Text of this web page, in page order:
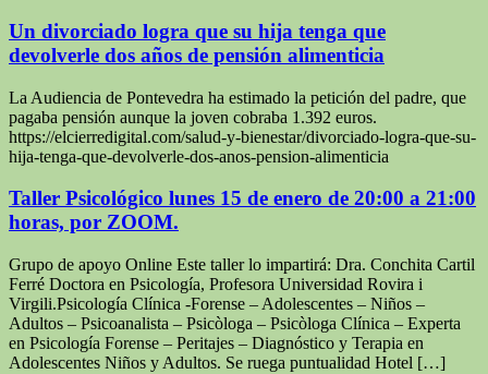
Un divorciado logra que su hija tenga que
devolverle dos años de pensión alimenticia
La Audiencia de Pontevedra ha estimado la petición del padre, que
pagaba pensión aunque la joven cobraba 1.392 euros.
https://elcierredigital.com/salud-y-bienestar/divorciado-logra-que-su-
hija-tenga-que-devolverle-dos-anos-pension-alimenticia
Taller Psicológico lunes 15 de enero de 20:00 a 21:00
horas, por ZOOM.
Grupo de apoyo Online Este taller lo impartirá: Dra. Conchita Cartil
Ferré Doctora en Psicología, Profesora Universidad Rovira i
Virgili.Psicología Clínica -Forense – Adolescentes – Niños –
Adultos – Psicoanalista – Psicòloga – Psicòloga Clínica – Experta
en Psicología Forense – Peritajes – Diagnóstico y Terapia en
Adolescentes Niños y Adultos. Se ruega puntualidad Hotel […]